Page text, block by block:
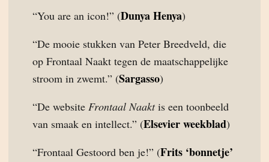
“You are an icon!” (Dunya Henya)
“De mooie stukken van Peter Breedveld, die
op Frontaal Naakt tegen de maatschappelijke
stroom in zwemt.” (Sargasso)
“De website Frontaal Naaktis een toonbeeld
van smaak en intellect.” (Elsevier weekblad)
“Frontaal Gestoord ben je!” (Frits ‘bonnetje’